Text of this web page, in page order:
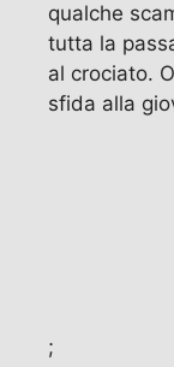
qualche
tutta la
al crociato.
sfida alla
;